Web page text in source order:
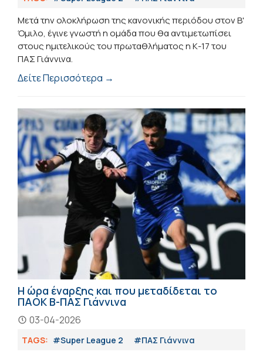
Μετά την ολοκλήρωση της κανονικής περιόδου στον Β'
Όμιλο, έγινε γνωστή η ομάδα που θα αντιμετωπίσει
στους ημιτελικούς του πρωταθλήματος η Κ-17 του
ΠΑΣ Γιάννινα.
Δείτε Περισσότερα →
Η ώρα έναρξης και που μεταδίδεται το
ΠΑΟΚ Β-ΠΑΣ Γιάννινα
03-04-2026
TAGS: #Super League 2 #ΠΑΣ Γιάννινα